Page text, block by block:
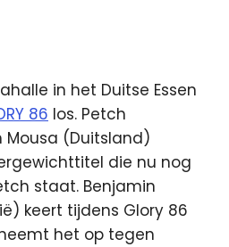
in het Duitse Essen
86 los. Petch
Mousa (Duitsland)
die nu nog
staat. Benjamin
keert tijdens Glory 86
het op tegen